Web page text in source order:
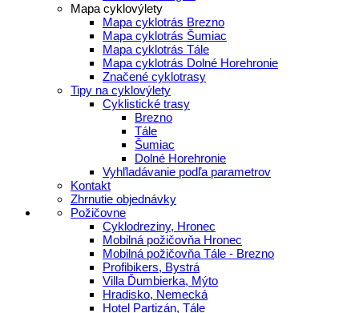
Mapa cyklovýlety
Mapa cyklotrás Brezno
Mapa cyklotrás Šumiac
Mapa cyklotrás Tále
Mapa cyklotrás Dolné Horehronie
Značené cyklotrasy
Tipy na cyklovýlety
Cyklistické trasy
Brezno
Tále
Šumiac
Dolné Horehronie
Vyhľladávanie podľa parametrov
Kontakt
Zhrnutie objednávky
Požičovne
Cyklodreziny, Hronec
Mobilná požičovňa Hronec
Mobilná požičovňa Tále - Brezno
Profibikers, Bystrá
Villa Ďumbierka, Mýto
Hradisko, Nemecká
Hotel Partizán, Tále